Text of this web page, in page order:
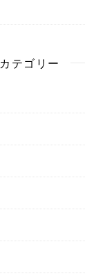
カテゴリー